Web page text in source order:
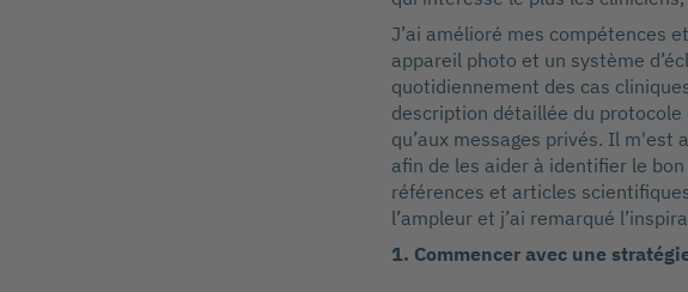
J’ai amélioré mes compétences
appareil photo et un système
quotidiennement des cas
description détaillée du protocole
qu’aux messages privés. Il
aﬁn de les aider à identiﬁer le
références et articles
l’ampleur et j’ai remarqué
1. Commencer avec une